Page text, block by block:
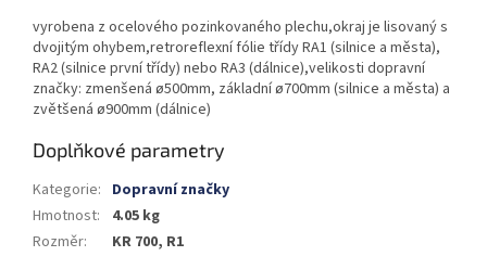
vyrobena z ocelového pozinkovaného plechu,okraj je lisovaný s
dvojitým ohybem,retroreflexní fólie třídy RA1 (silnice a města),
RA2 (silnice první třídy) nebo RA3 (dálnice),velikosti dopravní
značky: zmenšená ø500mm, základní ø700mm (silnice a města) a
zvětšená ø900mm (dálnice)
Doplňkové parametry
Kategorie: Dopravní značky
Hmotnost:
4.05 kg
Rozměr: KR 700, R1